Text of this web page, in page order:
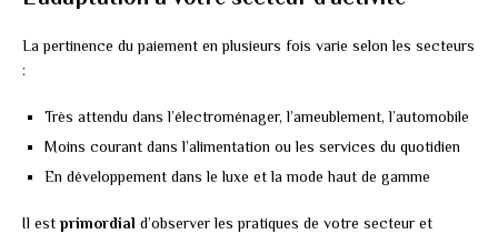
La pertinence du paiement en plusieurs fois varie selon les secteurs
:
Très attendu dans l’électroménager, l’ameublement, l’automobile
Moins courant dans l’alimentation ou les services du quotidien
En développement dans le luxe et la mode haut de gamme
Il est primordial d’observer les pratiques de votre secteur et